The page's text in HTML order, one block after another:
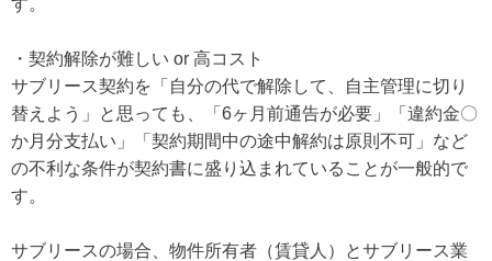
す。
・契約解除が難しい or 高コスト
サブリース契約を「自分の代で解除して、自主管理に切り
替えよう」と思っても、「6ヶ月前通告が必要」「違約金〇
か月分支払い」「契約期間中の途中解約は原則不可」など
の不利な条件が契約書に盛り込まれていることが一般的で
す。
サブリースの場合、物件所有者（賃貸人）とサブリース業